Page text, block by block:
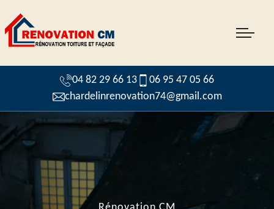
04 82 29 66 13
06 95 47 05 66
chardelinrenovation74@gmail.com